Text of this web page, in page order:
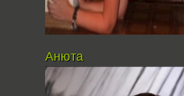
Анюта